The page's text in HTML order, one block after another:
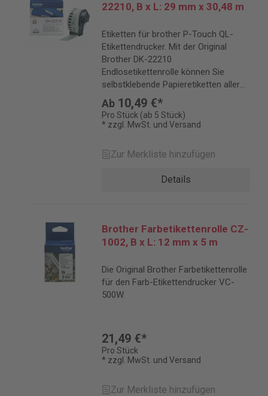
22210, B x L: 29 mm x 30,48 m
Etiketten für brother P-Touch QL-
Etikettendrucker. Mit der Original
Brother DK-22210
Endlosetikettenrolle können Sie
selbstklebende Papieretiketten aller
Art und in beliebiger Länge erstellen.
Ab 10,49 €*
Pro Stück (ab 5 Stück)
* zzgl. MwSt. und Versand
Zur Merkliste hinzufügen
Details
Brother Farbetikettenrolle CZ-
1002, B x L: 12 mm x 5 m
Die Original Brother Farbetikettenrolle
für den Farb-Etikettendrucker VC-
500W.
21,49 €*
Pro Stück
* zzgl. MwSt. und Versand
Zur Merkliste hinzufügen